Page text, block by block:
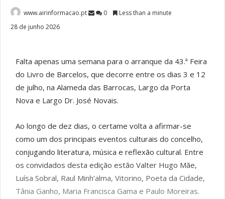
www.airinformacao.pt 0
Less than a minute
28 de junho 2026
Falta apenas uma semana para o arranque da 43.ª Feira
do Livro de Barcelos, que decorre entre os dias 3 e 12
de julho, na Alameda das Barrocas, Largo da Porta
Nova e Largo Dr. José Novais.
Ao longo de dez dias, o certame volta a afirmar-se
como um dos principais eventos culturais do concelho,
conjugando literatura, música e reflexão cultural. Entre
os convidados desta edição estão Valter Hugo Mãe,
Luísa Sobral, Raul Minh’alma, Vitorino, Poeta da Cidade,
Tânia Ganho, Maria Francisca Gama e Paulo Moreiras.